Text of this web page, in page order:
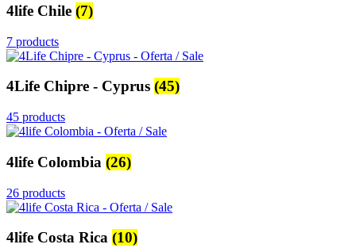
4life Chile (7)
7 products
4Life Chipre - Cyprus (45)
45 products
4life Colombia (26)
26 products
4life Costa Rica (10)